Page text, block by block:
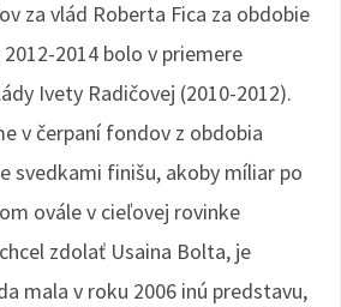
za vlád Roberta Fica za obdobie
2014 bolo v priemere
Ivety Radičovej (2010-2012).
v čerpaní fondov z obdobia
svedkami finišu, akoby míliar po
ovále v cieľovej rovinke
zdolať Usaina Bolta, je
mala v roku 2006 inú predstavu,